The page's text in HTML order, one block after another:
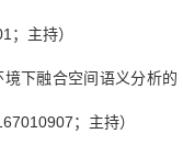
；主持）
下融合空间语义分析的
；主持）